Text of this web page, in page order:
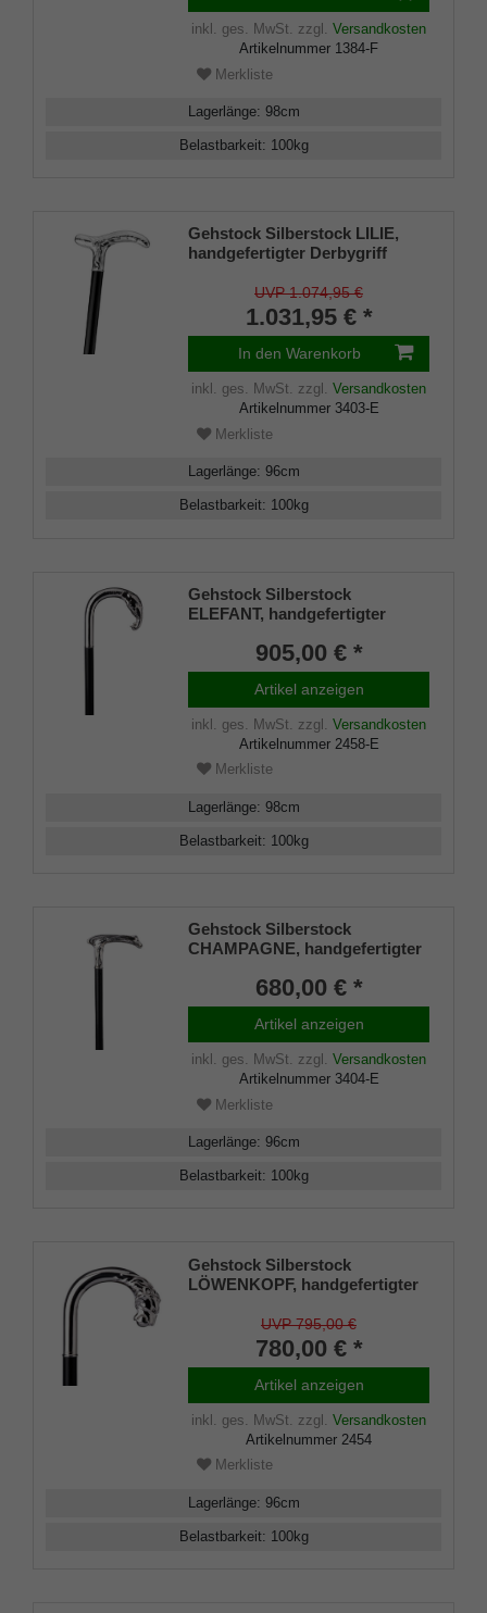
inkl. ges. MwSt. zzgl. Versandkosten
Artikelnummer 1384-F
Merkliste
Lagerlänge: 98cm
Belastbarkeit: 100kg
Gehstock Silberstock LILIE,
handgefertigter Derbygriff
aufgesetzt auf einen Stock aus
edlem Makassar-Ebenholz,
inklusiv Gummipuffer.
UVP 1.074,95 €
1.031,95 € *
In den Warenkorb
inkl. ges. MwSt. zzgl. Versandkosten
Artikelnummer 3403-E
Merkliste
Lagerlänge: 96cm
Belastbarkeit: 100kg
Gehstock Silberstock
ELEFANT, handgefertigter
925/1000 Sterling Silber mit
einem aufwendig
herausgearbeitetem
Elefantenkopf, aufgesetzt auf
einen Stock aus edlem
Makassar Ebenholz, inklusiv
Schlankpuffer.
905,00 € *
Artikel anzeigen
inkl. ges. MwSt. zzgl. Versandkosten
Artikelnummer 2458-E
Merkliste
Lagerlänge: 98cm
Belastbarkeit: 100kg
Gehstock Silberstock
CHAMPAGNE, handgefertigter
Sterling Silber mit aufwändigen
tropfenähnlichen
Ziselierungen, aufgesetzt auf
einen Stock aus edlem
Makassar Ebenholz, inklusiv
Schlankpuffer.
680,00 € *
Artikel anzeigen
inkl. ges. MwSt. zzgl. Versandkosten
Artikelnummer 3404-E
Merkliste
Lagerlänge: 96cm
Belastbarkeit: 100kg
Gehstock Silberstock
LÖWENKOPF, handgefertigter
925/1000 Sterling Silber mit
detailgetreuer Nachbildung
eines Löwenkopfes mit Ball im
Maul, aufgesetzt auf einen
Stock aus edlem Makassar
Ebenholz, inklusiv Schlank
UVP 795,00 €
780,00 € *
Artikel anzeigen
inkl. ges. MwSt. zzgl. Versandkosten
Artikelnummer 2454
Merkliste
Lagerlänge: 96cm
Belastbarkeit: 100kg